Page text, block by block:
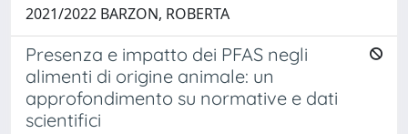
2021/2022 BARZON, ROBERTA
Presenza e impatto dei PFAS negli
alimenti di origine animale: un
approfondimento su normative e dati
scientifici